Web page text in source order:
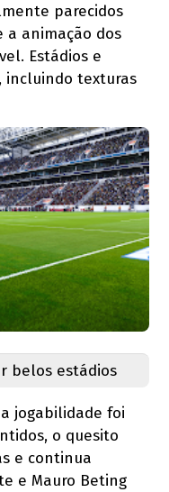
parecidos
a animação dos
Estádios e
incluindo texturas
belos estádios
jogabilidade foi
o quesito
e continua
e Mauro Beting